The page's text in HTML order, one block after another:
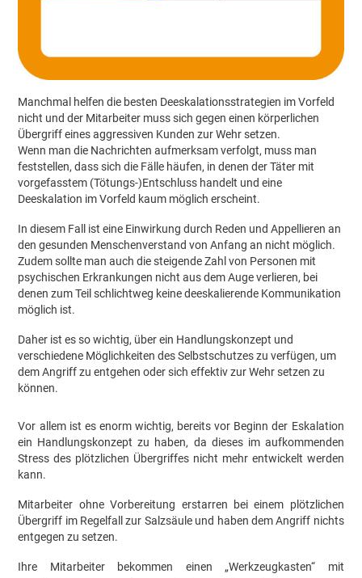
Manchmal helfen die besten Deeskalationsstrategien im Vorfeld
nicht und der Mitarbeiter muss sich gegen einen körperlichen
Übergriff eines aggressiven Kunden zur Wehr setzen.
Wenn man die Nachrichten aufmerksam verfolgt, muss man
feststellen, dass sich die Fälle häufen, in denen der Täter mit
vorgefasstem (Tötungs-)Entschluss handelt und eine
Deeskalation im Vorfeld kaum möglich erscheint.
In diesem Fall ist eine Einwirkung durch Reden und Appellieren an
den gesunden Menschenverstand von Anfang an nicht möglich.
Zudem sollte man auch die steigende Zahl von Personen mit
psychischen Erkrankungen nicht aus dem Auge verlieren, bei
denen zum Teil schlichtweg keine deeskalierende Kommunikation
möglich ist.
Daher ist es so wichtig, über ein Handlungskonzept und
verschiedene Möglichkeiten des Selbstschutzes zu verfügen, um
dem Angriff zu entgehen oder sich effektiv zur Wehr setzen zu
können.
Vor allem ist es enorm wichtig, bereits vor Beginn der Eskalation
ein Handlungskonzept zu haben, da dieses im aufkommenden
Stress des plötzlichen Übergriffes nicht mehr entwickelt werden
kann.
Mitarbeiter ohne Vorbereitung erstarren bei einem plötzlichen
Übergriff im Regelfall zur Salzsäule und haben dem Angriff nichts
entgegen zu setzen.
Ihre Mitarbeiter bekommen einen „Werkzeugkasten“ mit